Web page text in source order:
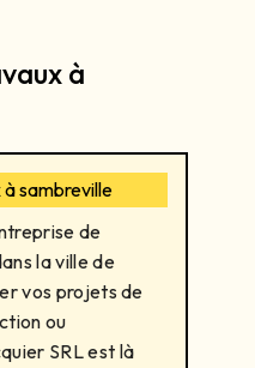
à
sambreville
de
la ville de
vos projets de
ou
SRL est là